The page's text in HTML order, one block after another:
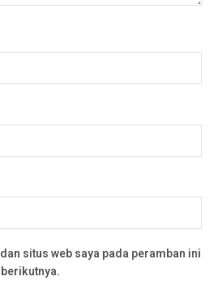
situs web saya pada peramban ini